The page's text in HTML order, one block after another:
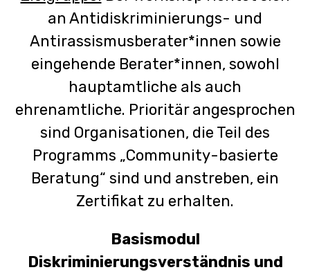
an Antidiskriminierungs- und
Antirassismusberater*innen sowie
eingehende Berater*innen, sowohl
hauptamtliche als auch
ehrenamtliche. Prioritär angesprochen
sind Organisationen, die Teil des
Programms „Community-basierte
Beratung“ sind und anstreben, ein
Zertifikat zu erhalten.
Basismodul
Diskriminierungsverständnis und